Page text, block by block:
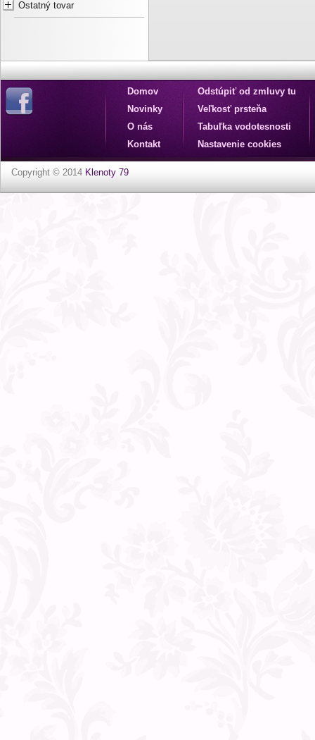
Ostatný tovar
Domov
Novinky
O nás
Kontakt
Odstúpiť od zmluvy tu
Veľkosť prsteňa
Tabuľka vodotesnosti
Nastavenie cookies
Copyright © 2014 Klenoty 79